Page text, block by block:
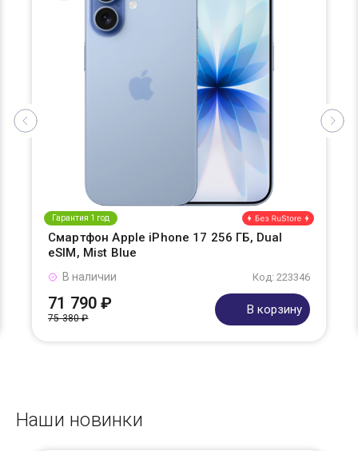
Гарантия 1 год
Смартфон Apple iPhone 17 256 ГБ, Dual
eSIM, Mist Blue
Код: 223346
В наличии
71 790 ₽
75 380 ₽
В корзину
Наши новинки